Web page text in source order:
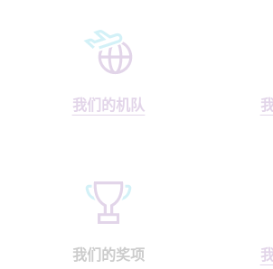
我们的机队
我们的奖项